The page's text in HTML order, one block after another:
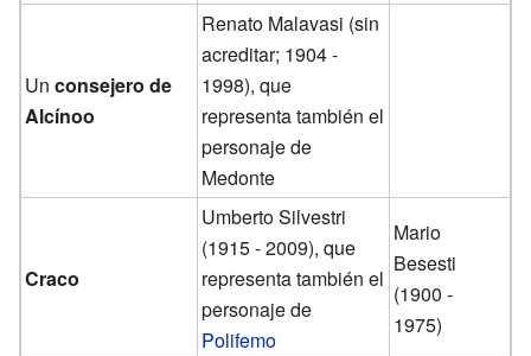
Unconsejero de
Alcínoo
Renato Malavasi (sin
acreditar; 1904 -
1998), que
representa también el
personaje de
Medonte
Craco
Umberto Silvestri
(1915 - 2009), que
representa también el
personaje de
Polifemo
Mario
Besesti
(1900 -
1975)